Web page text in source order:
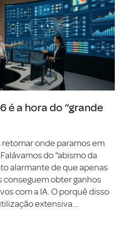
é a hora do “grande
retomar onde paramos em
do “abismo da
alarmante de que apenas
conseguem obter ganhos
com a IA. O porquê disso
extensiva...